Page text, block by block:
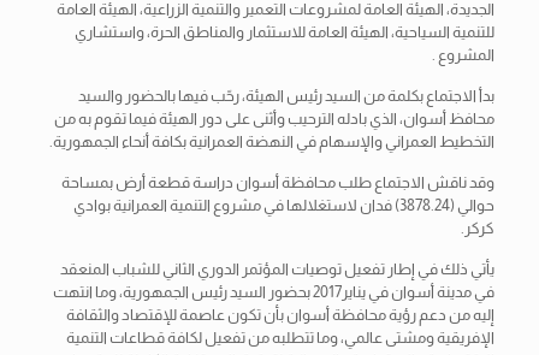
الجديدة، الهيئة العامة لمشروعات التعمير والتنمية الزراعية، الهيئة العامة
للتنمية السياحية، الهيئة العامة للاستثمار والمناطق الحرة، واستشاري
المشروع .
بدأ الاجتماع بكلمة من السيد رئيس الهيئة، رحّب فيها بالحضور والسيد
محافظ أسوان، الذي بادله الترحيب وأثنى على دور الهيئة فيما تقوم به من
التخطيط العمراني والإسهام في النهضة العمرانية بكافة أنحاء الجمهورية.
وقد ناقش الاجتماع طلب محافظة أسوان دراسة قطعة أرض بمساحة
حوالي (3878.24) فدان لاستغلالها في مشروع التنمية العمرانية بوادي
كركر.
يأتي ذلك في إطار تفعيل توصيات المؤتمر الدوري الثاني للشباب المنعقد
في مدينة أسوان في يناير2017 بحضور السيد رئيس الجمهورية، وما انتهت
إليه من دعم رؤية محافظة أسوان بأن تكون عاصمة للإقتصاد والثقافة
الإفريقية ومشتى عالمي، وما تتطلبه من تفعيل لكافة قطاعات التنمية